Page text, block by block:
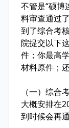
不管是“硕博
料审查通过
到了综合考
院提交以下
件；你最高
材料原件；
（一）综合
大概安排在
到时候会再通